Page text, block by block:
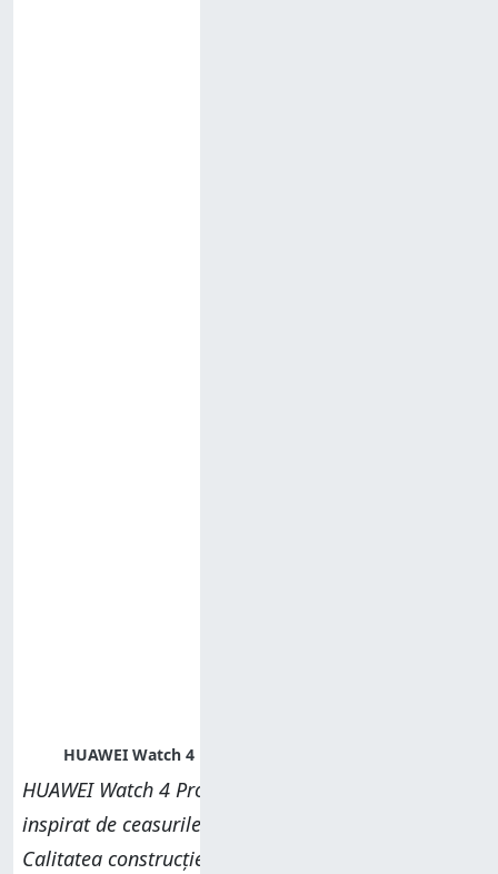
HUAWEI Watch 4 Pro are un design elegant,
inspirat de ceasurile clasice pentru bărbați.
Calitatea construcției, specificațiile hardware și